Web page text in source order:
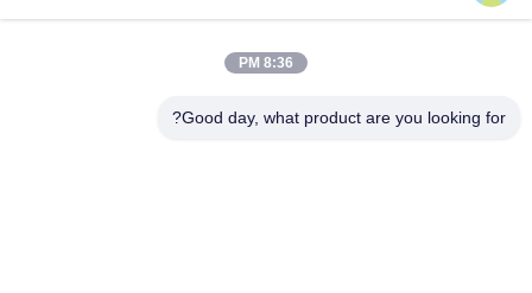
8:36 PM
Good day, what product are you looking for?